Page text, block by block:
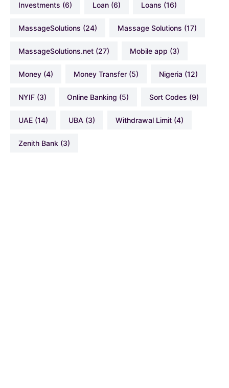
Investments (6) Loan (6) Loans (16)
MassageSolutions (24) Massage Solutions (17)
MassageSolutions.net (27) Mobile app (3)
Money (4) Money Transfer (5) Nigeria (12)
NYIF (3) Online Banking (5) Sort Codes (9)
UAE (14) UBA (3) Withdrawal Limit (4)
Zenith Bank (3)